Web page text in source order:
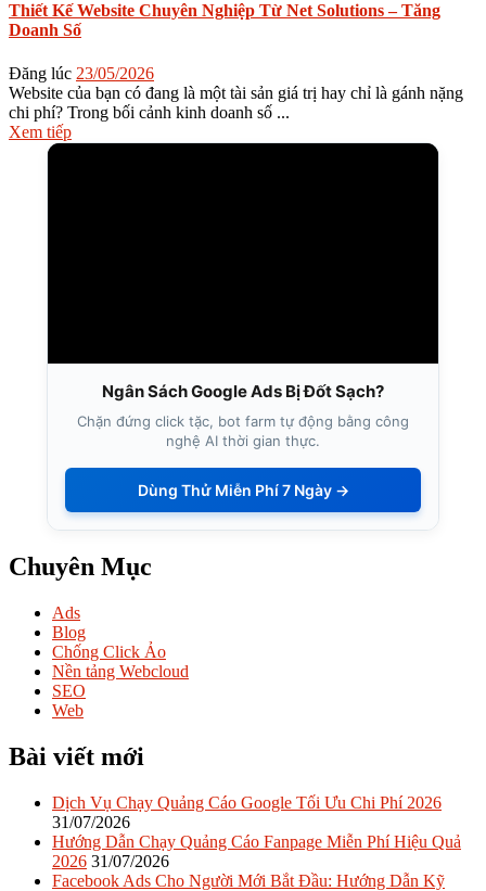
Thiết Kế Website Chuyên Nghiệp Từ Net Solutions – Tăng
Doanh Số
Đăng lúc 23/05/2026
Website của bạn có đang là một tài sản giá trị hay chỉ là gánh nặng
chi phí? Trong bối cảnh kinh doanh số ...
Xem tiếp
Ngân Sách Google Ads Bị Đốt Sạch?
Chặn đứng click tặc, bot farm tự động bằng công
nghệ AI thời gian thực.
Dùng Thử Miễn Phí 7 Ngày →
Chuyên Mục
Ads
Blog
Chống Click Ảo
Nền tảng Webcloud
SEO
Web
Bài viết mới
Dịch Vụ Chạy Quảng Cáo Google Tối Ưu Chi Phí 2026
31/07/2026
Hướng Dẫn Chạy Quảng Cáo Fanpage Miễn Phí Hiệu Quả
2026 31/07/2026
Facebook Ads Cho Người Mới Bắt Đầu: Hướng Dẫn Kỹ